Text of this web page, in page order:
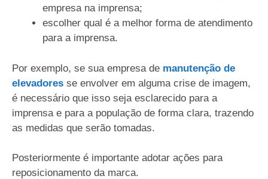
empresa na imprensa;
escolher qual é a melhor forma de atendimento
para a imprensa.
Por exemplo, se sua empresa de manutenção de
elevadores se envolver em alguma crise de imagem,
é necessário que isso seja esclarecido para a
imprensa e para a população de forma clara, trazendo
as medidas que serão tomadas.
Posteriormente é importante adotar ações para
reposicionamento da marca.